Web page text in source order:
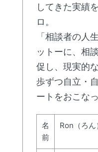
してきた実績
ロ。
「相談者の人
ットーに、相
促し、現実的
歩ずつ自立・
ートをおこな
名
前
Ron（ろん